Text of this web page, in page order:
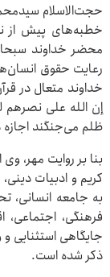
حجت‌الاسلام
خطبه‌های پیش از
محضر خداوند
رعایت حقوق
خداوند متعال در
إن الله علی نصرهم
ظلم می‌جنگند اجازه
بنا بر روایت مهر،
کریم و ادبیات
به جامعه انسانی،
فرهنگی،
ذکر شده است.